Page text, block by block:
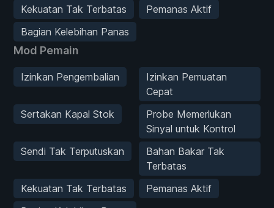
Kekuatan Tak Terbatas
Pemanas Aktif
Bagian Kelebihan Panas
Mod Pemain
Izinkan Pengembalian
Izinkan Pemuatan
Cepat
Sertakan Kapal Stok
Probe Memerlukan
Sinyal untuk Kontrol
Sendi Tak Terputuskan
Bahan Bakar Tak
Terbatas
Kekuatan Tak Terbatas
Pemanas Aktif